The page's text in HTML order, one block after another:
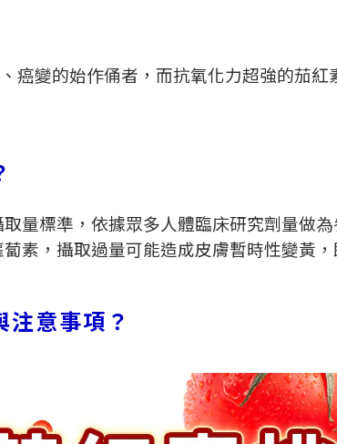
癌變的始作俑者，而抗氧化力超強的茄
量標準，依據眾多人體臨床研究劑量做
素，攝取過量可能造成皮膚暫時性變黃
意事項？